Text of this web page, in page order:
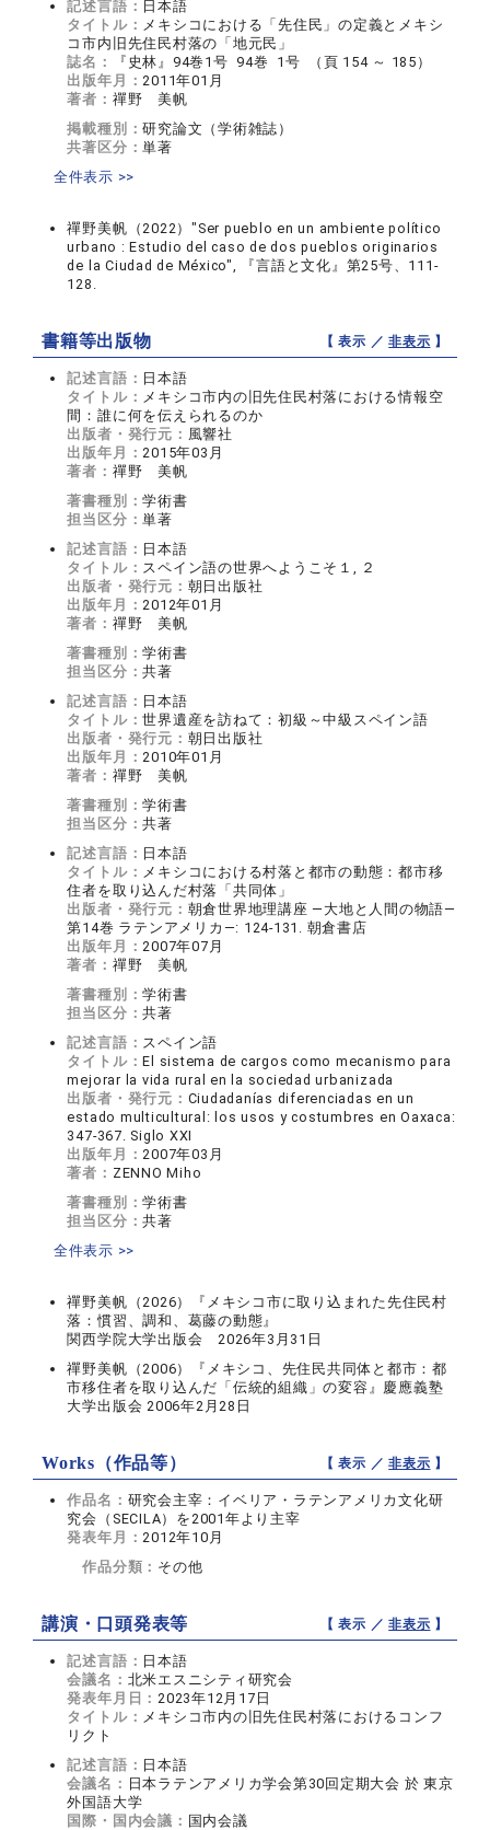
記述言語： 日本語
タイトル： メキシコにおける「先住民」の定義とメキシ
コ市内旧先住民村落の「地元民」
誌名：
『史林』94巻1号 94巻 1号 （頁 154 ～ 185）
出版年月：2011年01月
著者： 禪野 美帆
掲載種別：研究論文（学術雑誌）
共著区分：単著
全件表示 >>
禪野美帆（2022）"Ser pueblo en un ambiente político
urbano : Estudio del caso de dos pueblos originarios
de la Ciudad de México", 『言語と文化』第25号、111-
128.
書籍等出版物 【 表示 ／非表示 】
記述言語： 日本語
タイトル： メキシコ市内の旧先住民村落における情報空
間：誰に何を伝えられるのか
出版者・発行元： 風響社
出版年月：2015年03月
著者： 禪野 美帆
著書種別：学術書
担当区分：単著
記述言語： 日本語
タイトル： スペイン語の世界へようこそ１, ２
出版者・発行元： 朝日出版社
出版年月：2012年01月
著者： 禪野 美帆
著書種別：学術書
担当区分：共著
記述言語： 日本語
タイトル：世界遺産を訪ねて：初級～中級スペイン語
出版者・発行元： 朝日出版社
出版年月：2010年01月
著者： 禪野 美帆
著書種別：学術書
担当区分：共著
記述言語： 日本語
タイトル： メキシコにおける村落と都市の動態：都市移
住者を取り込んだ村落「共同体」
出版者・発行元： 朝倉世界地理講座 ―大地と人間の物語―
第14巻 ラテンアメリカ―: 124-131. 朝倉書店
出版年月：2007年07月
著者： 禪野 美帆
著書種別：学術書
担当区分：共著
記述言語： スペイン語
タイトル：El sistema de cargos como mecanismo para
mejorar la vida rural en la sociedad urbanizada
出版者・発行元： Ciudadanías diferenciadas en un
estado multicultural: los usos y costumbres en Oaxaca:
347-367. Siglo XXI
出版年月：2007年03月
著者： ZENNO Miho
著書種別：学術書
担当区分：共著
全件表示 >>
禪野美帆（2026）『メキシコ市に取り込まれた先住民村
落：慣習、調和、葛藤の動態』
関西学院大学出版会 2026年3月31日
禪野美帆（2006）『メキシコ、先住民共同体と都市：都
市移住者を取り込んだ「伝統的組織」の変容』慶應義塾
大学出版会 2006年2月28日
Works（作品等） 【 表示 ／非表示 】
作品名： 研究会主宰：イベリア・ラテンアメリカ文化研
究会（SECILA）を2001年より主宰
発表年月：2012年10月
作品分類： その他
講演・口頭発表等 【 表示 ／非表示 】
記述言語： 日本語
会議名： 北米エスニシティ研究会
発表年月日：2023年12月17日
タイトル： メキシコ市内の旧先住民村落におけるコンフ
リクト
記述言語： 日本語
会議名： 日本ラテンアメリカ学会第30回定期大会 於 東京
外国語大学
国際・国内会議： 国内会議